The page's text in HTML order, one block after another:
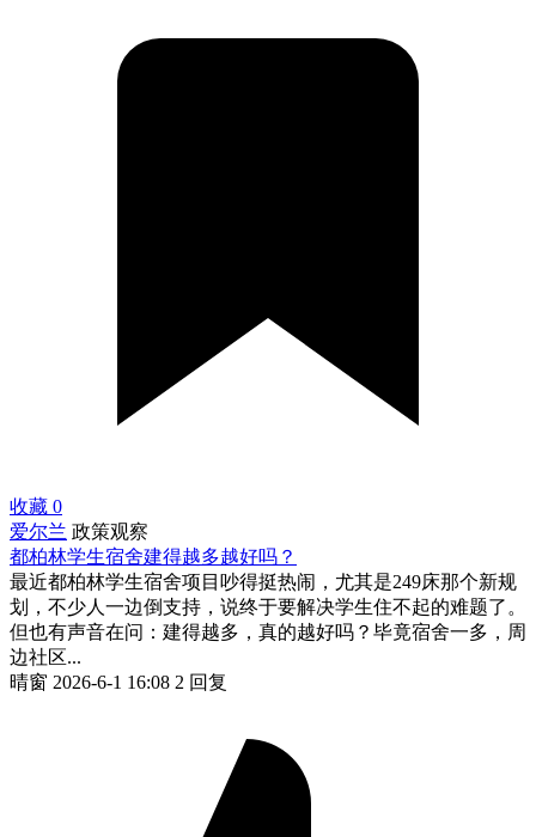
收藏 0
爱尔兰 政策观察
都柏林学生宿舍建得越多越好吗？
最近都柏林学生宿舍项目吵得挺热闹，尤其是249床那个新规
划，不少人一边倒支持，说终于要解决学生住不起的难题了。
但也有声音在问：建得越多，真的越好吗？毕竟宿舍一多，周
边社区...
晴窗 2026-6-1 16:08 2 回复